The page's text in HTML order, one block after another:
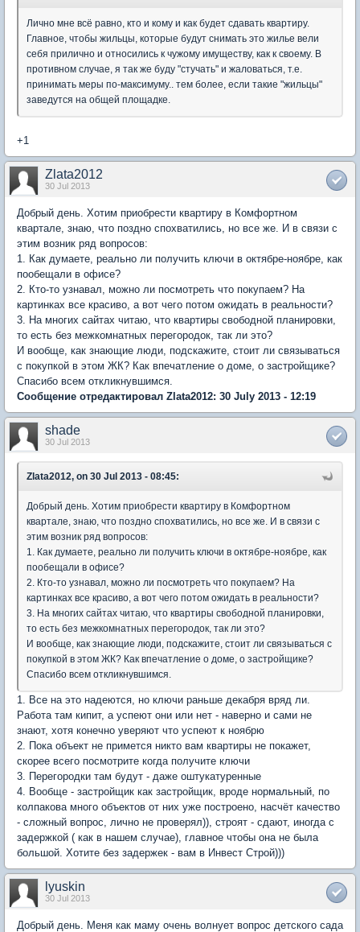
Лично мне всё равно, кто и кому и как будет сдавать квартиру.
Главное, чтобы жильцы, которые будут снимать это жилье вели
себя прилично и относились к чужому имуществу, как к своему. В
противном случае, я так же буду "стучать" и жаловаться, т.е.
принимать меры по-максимуму.. тем более, если такие "жильцы"
заведутся на общей площадке.
+1
Zlata2012
30 Jul 2013
Добрый день. Хотим приобрести квартиру в Комфортном
квартале, знаю, что поздно спохватились, но все же. И в связи с
этим возник ряд вопросов:
1. Как думаете, реально ли получить ключи в октябре-ноябре, как
пообещали в офисе?
2. Кто-то узнавал, можно ли посмотреть что покупаем? На
картинках все красиво, а вот чего потом ожидать в реальности?
3. На многих сайтах читаю, что квартиры свободной планировки,
то есть без межкомнатных перегородок, так ли это?
И вообще, как знающие люди, подскажите, стоит ли связываться
с покупкой в этом ЖК? Как впечатление о доме, о застройщике?
Спасибо всем откликнувшимся.
Сообщение отредактировал Zlata2012: 30 July 2013 - 12:19
shade
30 Jul 2013
Zlata2012, on 30 Jul 2013 - 08:45:
Добрый день. Хотим приобрести квартиру в Комфортном
квартале, знаю, что поздно спохватились, но все же. И в связи с
этим возник ряд вопросов:
1. Как думаете, реально ли получить ключи в октябре-ноябре, как
пообещали в офисе?
2. Кто-то узнавал, можно ли посмотреть что покупаем? На
картинках все красиво, а вот чего потом ожидать в реальности?
3. На многих сайтах читаю, что квартиры свободной планировки,
то есть без межкомнатных перегородок, так ли это?
И вообще, как знающие люди, подскажите, стоит ли связываться с
покупкой в этом ЖК? Как впечатление о доме, о застройщике?
Спасибо всем откликнувшимся.
1. Все на это надеются, но ключи раньше декабря вряд ли.
Работа там кипит, а успеют они или нет - наверно и сами не
знают, хотя конечно уверяют что успеют к ноябрю
2. Пока объект не примется никто вам квартиры не покажет,
скорее всего посмотрите когда получите ключи
3. Перегородки там будут - даже оштукатуренные
4. Вообще - застройщик как застройщик, вроде нормальный, по
колпакова много объектов от них уже построено, насчёт качество
- сложный вопрос, лично не проверял)), строят - сдают, иногда с
задержкой ( как в нашем случае), главное чтобы она не была
большой. Хотите без задержек - вам в Инвест Строй)))
lyuskin
30 Jul 2013
Добрый день. Меня как маму очень волнует вопрос детского сада